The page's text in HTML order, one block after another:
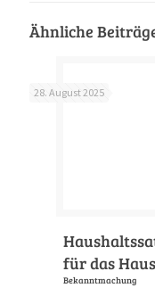
Ähnliche
28. August 2025
für das
Bekanntmachung